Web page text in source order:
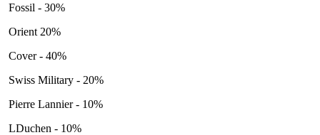
Fossil - 30%
Orient 20%
Cover - 40%
Swiss Military - 20%
Pierre Lannier - 10%
LDuchen - 10%